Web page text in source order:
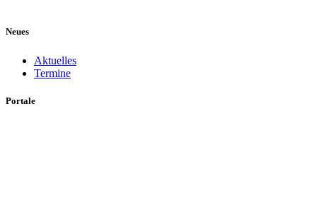
Neues
Aktuelles
Termine
Portale